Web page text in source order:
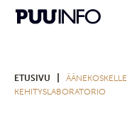
ETUSIVU
KEHITYSLABORATORIO